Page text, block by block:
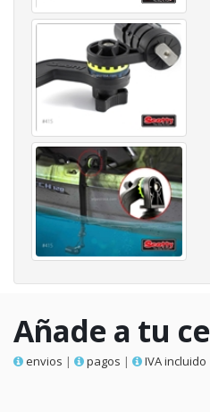
Añade a tu
envios | pagos | IVA incluido